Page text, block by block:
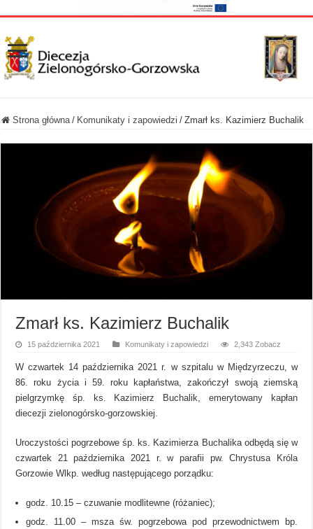
Strona główna / Komunikaty i zapowiedzi / Zmarł ks. Kazimierz Buchalik
Zmarł ks. Kazimierz Buchalik
15 października 2021 Komunikaty i zapowiedzi 2,343 Zobacz
W czwartek 14 października 2021 r. w szpitalu w Międzyrzeczu, w
86. roku życia i 59. roku kapłaństwa, zakończył swoją ziemską
pielgrzymkę śp. ks. Kazimierz Buchalik, emerytowany kapłan
diecezji zielonogórsko-gorzowskiej.
Uroczystości pogrzebowe śp. ks. Kazimierza Buchalika odbędą się w
czwartek 21 października 2021 r. w parafii pw. Chrystusa Króla
Gorzowie Wlkp. według następującego porządku:
godz. 10.15 – czuwanie modlitewne (różaniec);
godz. 11.00 – msza św. pogrzebowa pod przewodnictwem bp.